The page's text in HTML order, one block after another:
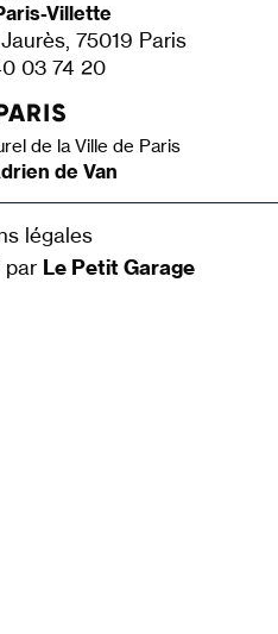
Villette
75019 Paris
03 74 20
de la Ville de Paris
de Van
légales
par Le Petit Garage